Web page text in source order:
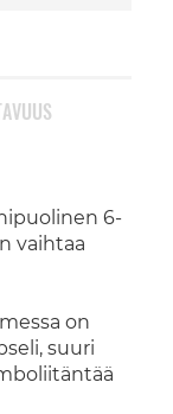
6-
vaihtaa
on
suuri